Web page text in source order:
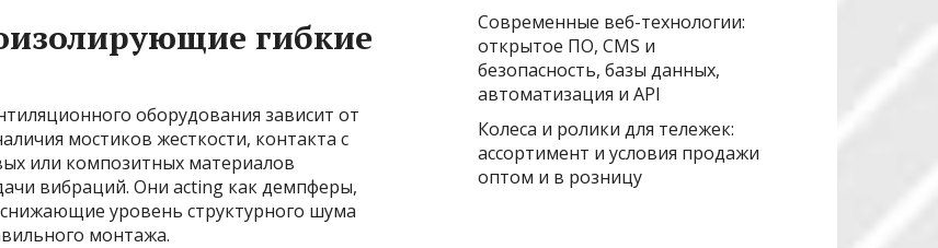
гибкие
оборудования зависит от
мостиков жесткости, контакта с
или композитных материалов
вибраций. Они acting как демпферы,
уровень структурного шума
монтажа.
Современные веб-технологии:
открытое ПО, CMS и
безопасность, базы данных,
автоматизация и API
Колеса и ролики для тележек:
ассортимент и условия продажи
оптом и в розницу